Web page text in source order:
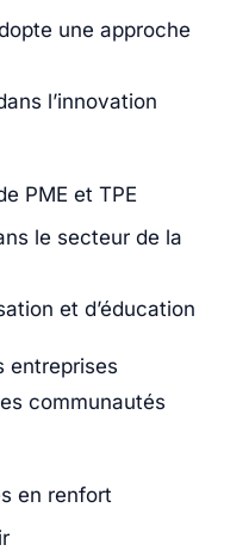
une approche
l’innovation
PME et TPE
le secteur de la
et d’éducation
entreprises
communautés
en renfort